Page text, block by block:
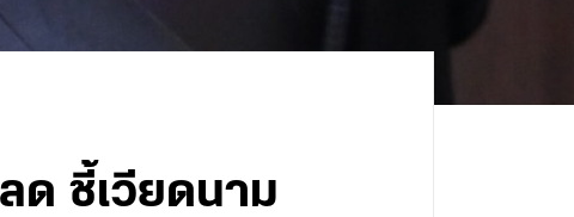
ด ชี้เวียดนาม